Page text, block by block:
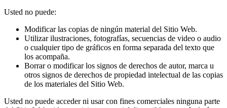
Usted no puede:
Modificar las copias de ningún material del Sitio Web.
Utilizar ilustraciones, fotografías, secuencias de video o audio
o cualquier tipo de gráficos en forma separada del texto que
los acompaña.
Borrar o modificar los signos de derechos de autor, marca u
otros signos de derechos de propiedad intelectual de las copias
de los materiales del Sitio Web.
Usted no puede acceder ni usar con fines comerciales ninguna parte